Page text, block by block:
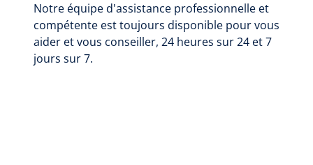
Notre équipe d'assistance professionnelle et
compétente est toujours disponible pour vous
aider et vous conseiller, 24 heures sur 24 et 7
jours sur 7.